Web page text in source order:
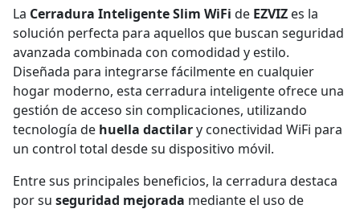
La Cerradura Inteligente Slim WiFi de EZVIZ es la
solución perfecta para aquellos que buscan seguridad
avanzada combinada con comodidad y estilo.
Diseñada para integrarse fácilmente en cualquier
hogar moderno, esta cerradura inteligente ofrece una
gestión de acceso sin complicaciones, utilizando
tecnología de huella dactilary conectividad WiFi para
un control total desde su dispositivo móvil.
Entre sus principales beneficios, la cerradura destaca
por su seguridad mejorada mediante el uso de